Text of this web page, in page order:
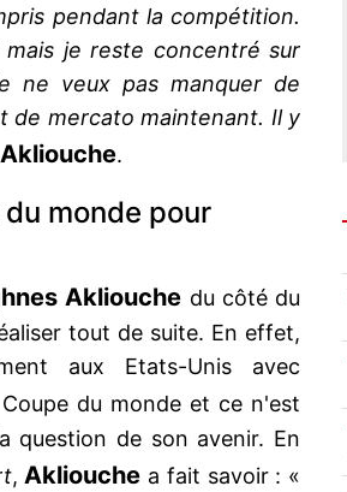
pendant la compétition.
mais je reste concentré sur
ne veux pas manquer de
de mercato maintenant. Il y
Akliouche.
monde pour
Akliouche du côté du
tout de suite. En effet,
aux Etats-Unis avec
du monde et ce n'est
question de son avenir. En
,Akliouche a fait savoir : «